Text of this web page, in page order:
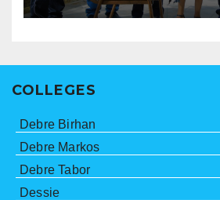
COLLEGES
Debre Birhan
Debre Markos
Debre Tabor
Dessie